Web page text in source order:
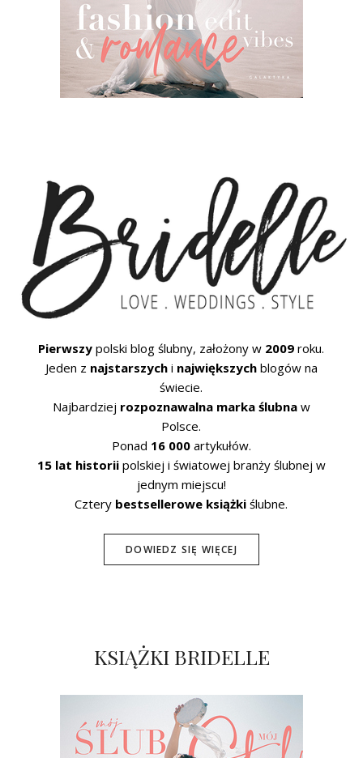
Pierwszy polski blog ślubny, założony w 2009 roku.
Jeden z najstarszychi największychblogów na
świecie.
Najbardziej rozpoznawalna marka ślubnaw
Polsce.
Ponad 16 000artykułów.
15 lat historiipolskiej i światowej branży ślubnej w
jednym miejscu!
Cztery bestsellerowe książki ślubne.
DOWIEDZ SIĘ WIĘCEJ
KSIĄŻKI BRIDELLE